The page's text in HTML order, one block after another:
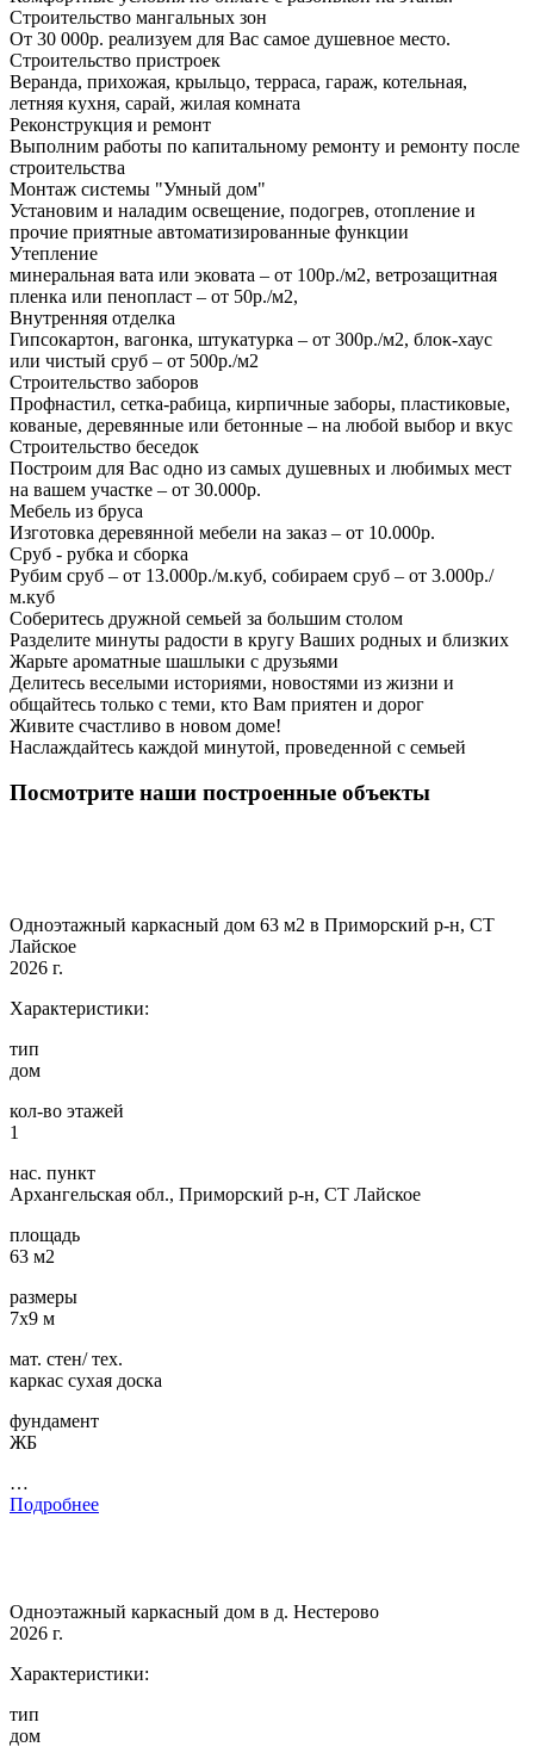
Строительство мангальных зон
От 30 000р. реализуем для Вас самое душевное место.
Строительство пристроек
Веранда, прихожая, крыльцо, терраса, гараж, котельная,
летняя кухня, сарай, жилая комната
Реконструкция и ремонт
Выполним работы по капитальному ремонту и ремонту после
строительства
Монтаж системы "Умный дом"
Установим и наладим освещение, подогрев, отопление и
прочие приятные автоматизированные функции
Утепление
минеральная вата или эковата – от 100р./м2, ветрозащитная
пленка или пенопласт – от 50р./м2,
Внутренняя отделка
Гипсокартон, вагонка, штукатурка – от 300р./м2, блок-хаус
или чистый сруб – от 500р./м2
Строительство заборов
Профнастил, сетка-рабица, кирпичные заборы, пластиковые,
кованые, деревянные или бетонные – на любой выбор и вкус
Строительство беседок
Построим для Вас одно из самых душевных и любимых мест
на вашем участке – от 30.000р.
Мебель из бруса
Изготовка деревянной мебели на заказ – от 10.000р.
Сруб - рубка и сборка
Рубим сруб – от 13.000р./м.куб, собираем сруб – от 3.000р./
м.куб
Соберитесь дружной семьей за большим столом
Разделите минуты радости в кругу Ваших родных и близких
Жарьте ароматные шашлыки с друзьями
Делитесь веселыми историями, новостями из жизни и
общайтесь только с теми, кто Вам приятен и дорог
Живите счастливо в новом доме!
Наслаждайтесь каждой минутой, проведенной с семьей
Посмотрите наши построенные объекты
Одноэтажный каркасный дом 63 м2 в Приморский р-н, СТ
Лайское
2026 г.
Характеристики:
тип
дом
кол-во этажей
1
нас. пункт
Архангельская обл., Приморский р-н, СТ Лайское
площадь
63 м2
размеры
7х9 м
мат. стен/ тех.
каркас сухая доска
фундамент
ЖБ
…
Подробнее
Одноэтажный каркасный дом в д. Нестерово
2026 г.
Характеристики:
тип
дом